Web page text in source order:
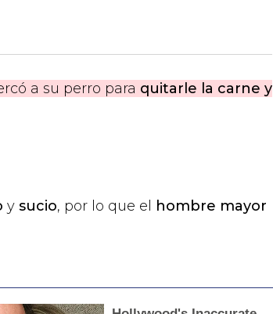
a su perro para quitarle la carne y
y sucio, por lo que el
hombre mayor